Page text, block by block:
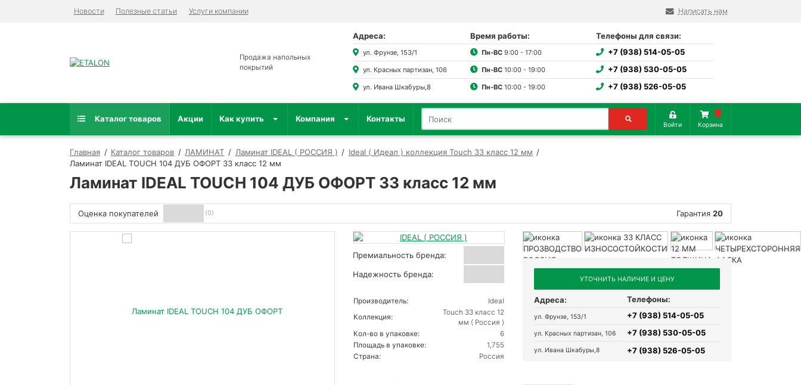
Новости Полезные статьи Услуги компании Написать нам
Продажа напольных
покрытий
Адреса:
ул. Фрунзе, 153/1
ул. Красных партизан, 106
ул. Ивана Шкабуры,8
Время работы:
Пн-ВС 9:00 - 17:00
Пн-ВС 10:00 - 19:00
Пн-ВС 10:00 - 19:00
Телефоны для связи:
+7 (938) 514-05-05
+7 (938) 530-05-05
+7 (938) 526-05-05
Каталог товаров Акции Как купить Компания Контакты
Войти Корзина
Главная Каталог товаров ЛАМИНАТ Ламинат IDEAL ( РОССИЯ )
Ideal ( Идеал ) коллекция Touch 33 класс 12 мм
Ламинат IDEAL TOUCH 104 ДУБ ОФОРТ 33 класс 12 мм
Ламинат IDEAL TOUCH 104 ДУБ ОФОРТ 33 класс 12 мм
Оценка покупателей (0) Гарантия 20
Премиальность бренда:
Надежность бренда:
Производитель:
Ideal
Коллекция:
Touch 33 класс 12
мм ( Россия )
Кол-во в упаковке:
6
Площадь в упаковке:
1,755
Страна:
Россия
УТОЧНИТЬ НАЛИЧИЕ И ЦЕНУ
Адреса:
ул. Фрунзе, 153/1
ул. Красных партизан, 106
ул. Ивана Шкабуры,8
Телефоны:
+7 (938) 514-05-05
+7 (938) 530-05-05
+7 (938) 526-05-05